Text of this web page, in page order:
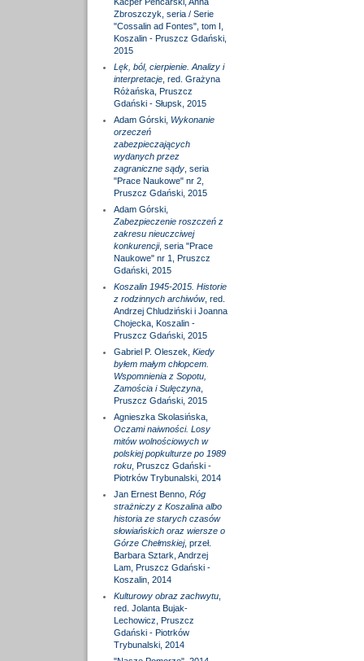
Zbroszczyk, seria / Serie
"Cossalin ad Fontes", tom I,
Koszalin - Pruszcz Gdański,
2015
Lęk, ból, cierpienie. Analizy i
interpretacje, red. Grażyna
Różańska, Pruszcz
Gdański - Słupsk, 2015
Adam Górski, Wykonanie
orzeczeń
zabezpieczających
wydanych przez
zagraniczne sądy, seria
"Prace Naukowe" nr 2,
Pruszcz Gdański, 2015
Adam Górski,
Zabezpieczenie roszczeń z
zakresu nieuczciwej
konkurencji, seria "Prace
Naukowe" nr 1, Pruszcz
Gdański, 2015
Koszalin 1945-2015. Historie
z rodzinnych archiwów, red.
Andrzej Chludziński i Joanna
Chojecka, Koszalin -
Pruszcz Gdański, 2015
Gabriel P. Oleszek, Kiedy
byłem małym chłopcem.
Wspomnienia z Sopotu,
Zamościa i Sulęczyna,
Pruszcz Gdański, 2015
Agnieszka Skolasińska,
Oczami naiwności. Losy
mitów wolnościowych w
polskiej popkulturze po 1989
roku, Pruszcz Gdański -
Piotrków Trybunalski, 2014
Jan Ernest Benno, Róg
strażniczy z Koszalina albo
historia ze starych czasów
słowiańskich oraz wiersze o
Górze Chełmskiej, przeł.
Barbara Sztark, Andrzej
Lam, Pruszcz Gdański -
Koszalin, 2014
Kulturowy obraz zachwytu,
red. Jolanta Bujak-
Lechowicz, Pruszcz
Gdański - Piotrków
Trybunalski, 2014